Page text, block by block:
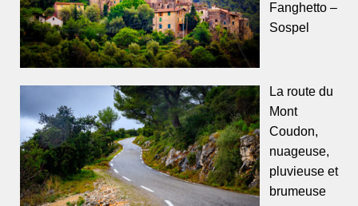
Fanghetto –
Sospel
La route du
Mont
Coudon,
nuageuse,
pluvieuse et
brumeuse